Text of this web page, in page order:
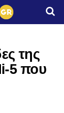
της
5 που